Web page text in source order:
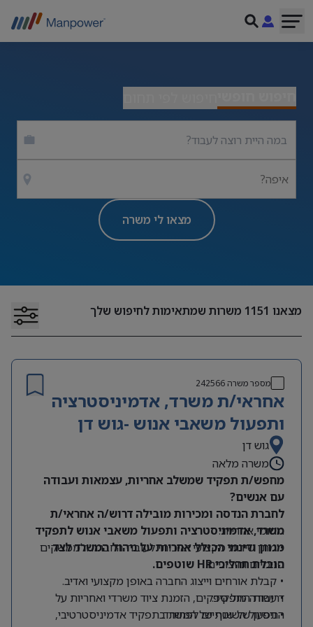
איפה?
מצאו לי משרה
מצאנו 1151 משרות שמתאימות לחיפוש שלך
מספר משרה242566
אחראי/ת משרד, אדמיניסטרציה
ותפעול משאבי אנוש -גוש דן
גוש דן
משרה מלאה
מחפש/ת תפקיד שמשלב אחריות, עצמאות ועבודה
עם אנשים?
לחברת הנדסה ומכירות מובילה דרוש/ה אחראי/ת
משרד, אדמיניסטרציה ותפעול משאבי אנוש לתפקיד
מגוון ודינמי הכולל אחריות על ניהול המשרד לצד
הובלת תהליכי HR שוטפים.
תחומי אחריות:
• מתן שירות מקצועי ואיכותי לעובדי החברה ולממשקים
פנימיים וחיצוניים.
• קבלת אורחים וייצוג החברה באופן מקצועי ואדיב.
• עבודה מול ספקים, הזמנת ציוד משרדי ואחריות על
התפעול השוטף של המשרד.
דרישות התפקיד:
• ניסיון של שנתיים לפחות בתפקיד אדמיניסטרטיבי,